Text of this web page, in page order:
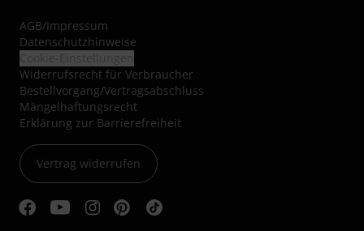
AGB/Impressum
Datenschutzhinweise
Widerrufsrecht für Verbraucher
Bestellvorgang/Vertragsabschluss
Mängelhaftungsrecht
Erklärung zur Barrierefreiheit
Vertrag widerrufen